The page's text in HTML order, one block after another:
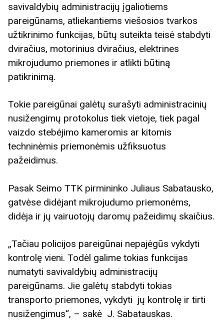
savivaldybių administracijų įgaliotiems
pareigūnams, atliekantiems viešosios tvarkos
užtikrinimo funkcijas, būtų suteikta teisė stabdyti
dviračius, motorinius dviračius, elektrines
mikrojudumo priemones ir atlikti būtiną
patikrinimą.
Tokie pareigūnai galėtų surašyti administracinių
nusižengimų protokolus tiek vietoje, tiek pagal
vaizdo stebėjimo kameromis ar kitomis
techninėmis priemonėmis užfiksuotus
pažeidimus.
Pasak Seimo TTK pirmininko Juliaus Sabatausko,
gatvėse didėjant mikrojudumo priemonėms,
didėja ir jų vairuotojų daromų pažeidimų skaičius.
„Tačiau policijos pareigūnai nepajėgūs vykdyti
kontrolę vieni. Todėl galime tokias funkcijas
numatyti savivaldybių administracijų
pareigūnams. Jie galėtų stabdyti tokias
transporto priemones, vykdyti jų kontrolę ir tirti
nusižengimus“, – sakė J. Sabatauskas.